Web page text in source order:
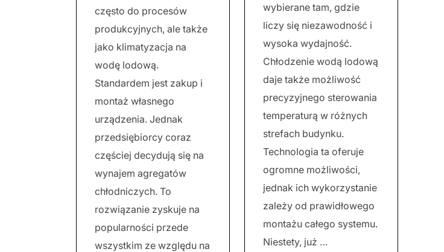
często do procesów
produkcyjnych, ale także
jako klimatyzacja na
wodę lodową.
Standardem jest zakup i
montaż własnego
urządzenia. Jednak
przedsiębiorcy coraz
częściej decydują się na
wynajem agregatów
chłodniczych. To
rozwiązanie zyskuje na
popularności przede
wszystkim ze względu na
wybierane tam, gdzie
liczy się niezawodność i
wysoka wydajność.
Chłodzenie wodą lodową
daje także możliwość
precyzyjnego sterowania
temperaturą w różnych
strefach budynku.
Technologia ta oferuje
ogromne możliwości,
jednak ich wykorzystanie
zależy od prawidłowego
montażu całego systemu.
Niestety, już …